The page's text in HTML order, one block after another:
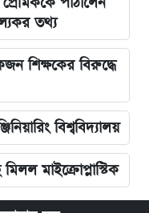
তথ্য
শিক্ষকের বিরুদ্ধে
বিশ্ববিদ্যালয়
মাইক্রোপ্লাস্টিক